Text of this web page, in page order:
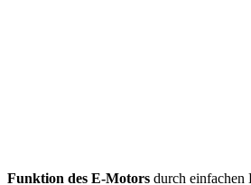
Funktion des E-Motors durch einfachen